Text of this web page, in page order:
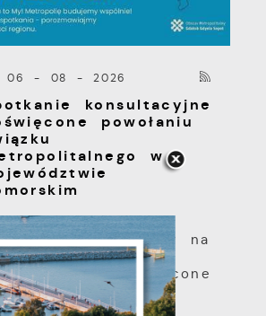
06 - 08 - 2026
konsultacyjne
powołaniu
w
Państwo,
zapraszamy na
spotkanie
poświęcone